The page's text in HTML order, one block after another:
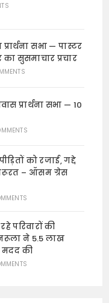
सभा — पास्टर
सुसमाचार प्रचार
प्रार्थना सभा — 10
को रजाई, गद्दे
– ऑसम ग्रेस
परिवारों की
ने 5.5 लाख
मदद की